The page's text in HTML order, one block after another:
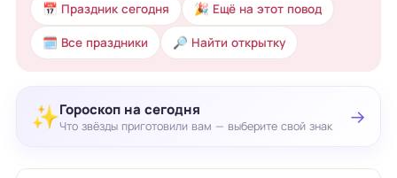
📅 Праздник сегодня 🎉 Ещё на этот повод
🗓 Все праздники 🔎 Найти открытку
✨Гороскоп на сегодня
Что звёзды приготовили вам — выберите свой знак →